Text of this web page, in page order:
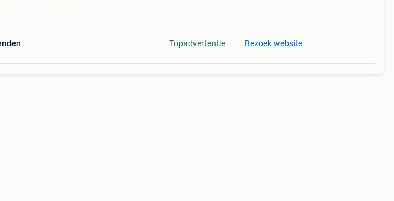
Topadvertentie Bezoek website